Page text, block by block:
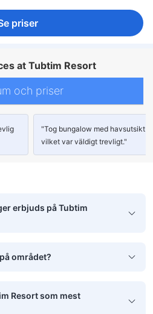
priser
at Tubtim Resort
och priser
"Tog bungalow med havsutsikt
vilket var väldigt trevligt."
erbjuds på Tubtim
området?
Resort som mest